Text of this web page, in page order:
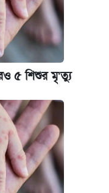
৫ শিশুর মৃ'ত্যু